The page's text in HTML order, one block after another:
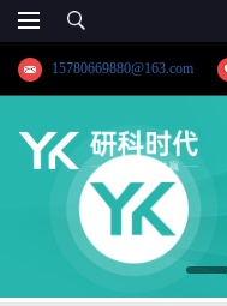
15780669880@163.com